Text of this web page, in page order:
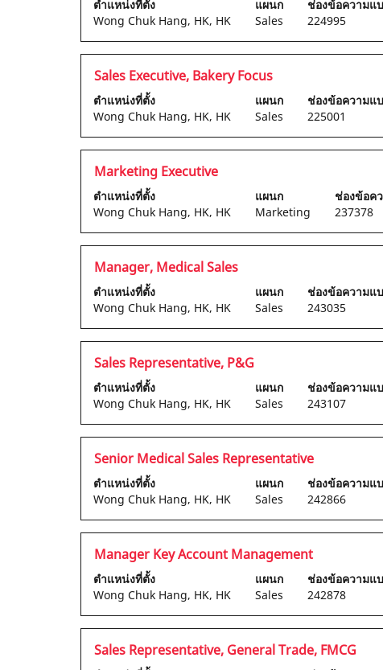
เนื้อหา
แบบ
เต็ม
ของ
ข้อมูล
งาน
ตำแหน่งที่ตั้ง
Wong Chuk Hang, HK, HK
แผนก
Sales
ช่องข้อความแ
224995
ใช้
Space
Bar
เพื่อ
ดู
เนื้อหา
แบบ
เต็ม
ของ
ข้อมูล
งาน
ตำแหน่ง
Sales Executive, Bakery Focus
ตำแหน่งที่ตั้ง
Wong Chuk Hang, HK, HK
แผนก
Sales
ช่องข้อความแ
225001
เลือก
โดย
ใช้
Space
Bar
เพื่อ
ดู
เนื้อหา
แบบ
เต็ม
ของ
ข้อมูล
งาน
ตำแหน่ง
Marketing Executive
ตำแหน่งที่ตั้ง
Wong Chuk Hang, HK, HK
แผนก
Marketing
ช่องข้อค
237378
เลือก
โดย
ใช้
Space
Bar
เพื่อ
ดู
เนื้อหา
แบบ
เต็ม
ของ
ข้อมูล
งาน
ตำแหน่ง
Manager, Medical Sales
ตำแหน่งที่ตั้ง
Wong Chuk Hang, HK, HK
แผนก
Sales
ช่องข้อความแ
243035
เลือก
โดย
ใช้
Space
Bar
เพื่อ
ดู
เนื้อหา
แบบ
เต็ม
ของ
ข้อมูล
งาน
ตำแหน่ง
Sales Representative, P&G
ตำแหน่งที่ตั้ง
Wong Chuk Hang, HK, HK
แผนก
Sales
ช่องข้อความแ
243107
เลือก
โดย
ใช้
Space
Bar
เพื่อ
ดู
เนื้อหา
แบบ
เต็ม
ของ
ข้อมูล
งาน
ตำแหน่ง
Senior Medical Sales Representative
ตำแหน่งที่ตั้ง
Wong Chuk Hang, HK, HK
แผนก
Sales
ช่องข้อความแ
242866
เลือก
โดย
ใช้
Space
Bar
เพื่อ
ดู
เนื้อหา
แบบ
เต็ม
ของ
ข้อมูล
ตำแหน่ง
Manager Key Account Management
ตำแหน่งที่ตั้ง
Wong Chuk Hang, HK, HK
แผนก
Sales
ช่องข้อความแ
242878
เลือก
โดย
ใช้
Space
Bar
เพื่อ
ดู
ตำแหน่ง
Sales Representative, General Trade, FMCG
เลือก
โดย